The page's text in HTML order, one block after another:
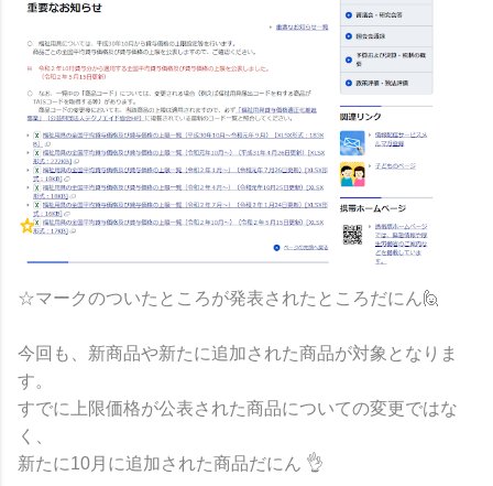
☆マークのついたところが発表されたところだにん🙋
今回も、新商品や新たに追加された商品が対象となりま
す。
すでに上限価格が公表された商品についての変更ではな
く、
新たに10月に追加された商品だにん 👌